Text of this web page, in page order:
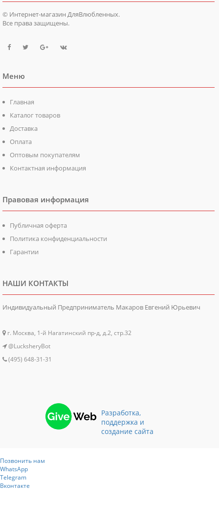
© Интернет-магазин ДляВлюбленных.
Все права защищены.
Меню
Главная
Каталог товаров
Доставка
Оплата
Оптовым покупателям
Контактная информация
Правовая информация
Публичная оферта
Политика конфиденциальности
Гарантии
НАШИ КОНТАКТЫ
Индивидуальный Предприниматель Макаров Евгений Юрьевич
г. Москва, 1-й Нагатинский пр-д, д.2, стр.32
@LucksheryBot
(495) 648-31-31
Разработка,
поддержка и
создание сайта
Позвонить нам
WhatsApp
Telegram
Вконтакте